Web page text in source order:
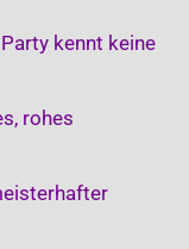
kennt keine
rohes